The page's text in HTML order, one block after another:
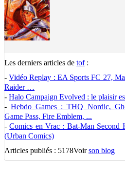
Les derniers articles de tof:
-Vidéo Replay : EA Sports FC 27,
Raider …
- Halo Campaign Evolved : le plaisir
-Hebdo Games : THQ Nordic,
Game Pass, Fire Emblem, ...
-Comics en Vrac : Bat-Man Second
(Urban Comics)
Articles publiés : 5178Voirson blog